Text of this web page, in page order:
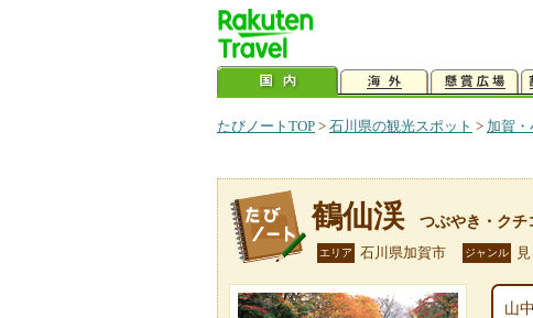
たびノートTOP > 石川県の観光スポット > 加賀
鶴仙渓 つぶやき・クチ
エリア 石川県加賀市 ジャンル
山